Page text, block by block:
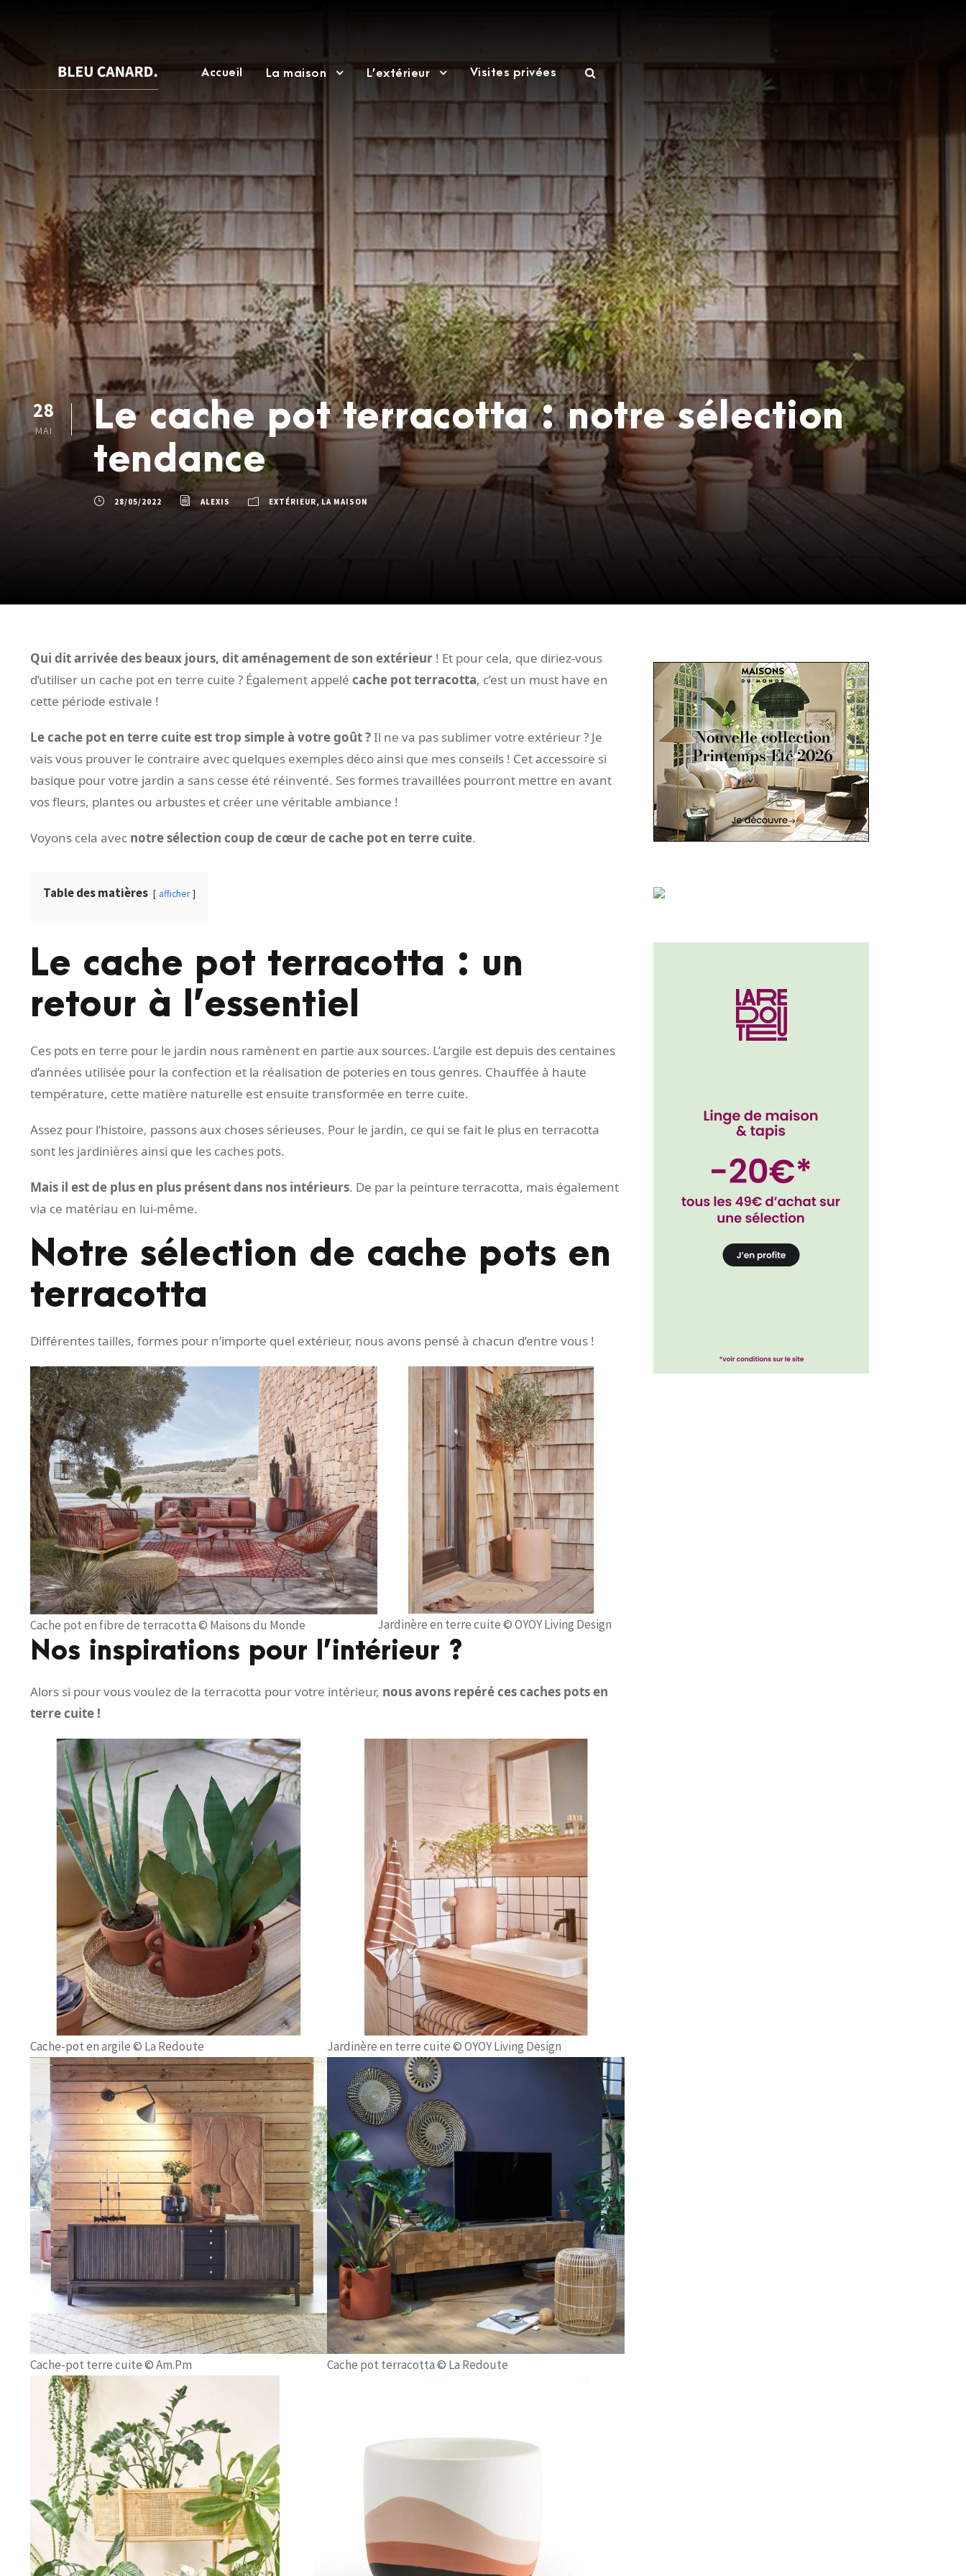
Accueil La maison L’extérieur Visites privées
28
MAI
Le cache pot terracotta : notre sélection
tendance
28/05/2022 ALEXIS EXTÉRIEUR, LA MAISON
Qui dit arrivée des beaux jours, dit aménagement de son extérieur ! Et pour cela, que diriez-vous
d’utiliser un cache pot en terre cuite ? Également appelé cache pot terracotta, c’est un must have en
cette période estivale !
Le cache pot en terre cuite est trop simple à votre goût ?Il ne va pas sublimer votre extérieur ? Je
vais vous prouver le contraire avec quelques exemples déco ainsi que mes conseils ! Cet accessoire si
basique pour votre jardin a sans cesse été réinventé. Ses formes travaillées pourront mettre en avant
vos fleurs, plantes ou arbustes et créer une véritable ambiance !
Voyons cela avec notre sélection coup de cœur de cache pot en terre cuite.
Table des matières afficher
Le cache pot terracotta : un
retour à l’essentiel
Ces pots en terre pour le jardin nous ramènent en partie aux sources. L’argile est depuis des centaines
d’années utilisée pour la confection et la réalisation de poteries en tous genres. Chauffée à haute
température, cette matière naturelle est ensuite transformée en terre cuite.
Assez pour l’histoire, passons aux choses sérieuses. Pour le jardin, ce qui se fait le plus en terracotta
sont les jardinières ainsi que les caches pots.
Mais il est de plus en plus présent dans nos intérieurs. De par la peinture terracotta, mais également
via ce matériau en lui-même.
Notre sélection de cache pots en
terracotta
Différentes tailles, formes pour n’importe quel extérieur, nous avons pensé à chacun d’entre vous !
Cache pot en fibre de terracotta © Maisons du Monde Jardinère en terre cuite © OYOY Living Design
Nos inspirations pour l’intérieur ?
Alors si pour vous voulez de la terracotta pour votre intérieur, nous avons repéré ces caches pots en
terre cuite !
Cache-pot en argile © La Redoute Jardinère en terre cuite © OYOY Living Design
Cache-pot terre cuite © Am.Pm Cache pot terracotta © La Redoute